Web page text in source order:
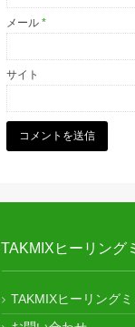
メール *
サイト
TAKMIXヒーリング
TAKMIXヒーリング